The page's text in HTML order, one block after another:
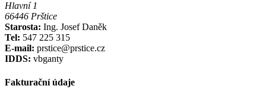
Hlavní 1
66446 Prštice
Starosta: Ing. Josef Daněk
Tel: 547 225 315
E-mail: prstice@prstice.cz
IDDS: vbganty
Fakturační údaje